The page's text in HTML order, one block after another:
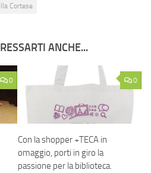
Cortese
ANCHE...
0 0
Con la shopper +TECA in
omaggio, porti in giro la
passione per la biblioteca.